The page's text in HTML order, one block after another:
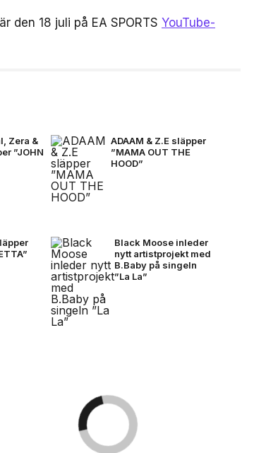
den 18 juli på EA SPORTS YouTube-
Zera &
”JOHN
ADAAM & Z.E släpper
”MAMA OUT THE
HOOD”
Black Moose inleder
nytt artistprojekt med
B.Baby på singeln
”La La”